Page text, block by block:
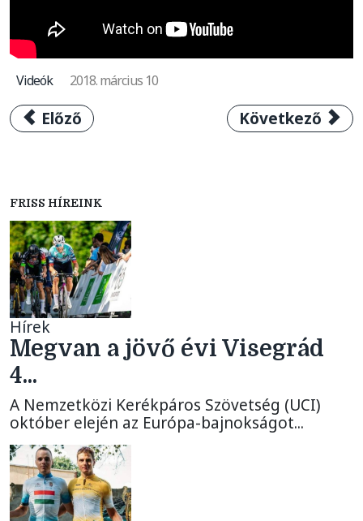
Videók 2018. március 10
Előző cikk: Visegrad 4 Special Series: 157,6
Előző Következő
Következő
FRISS HÍREINK
Hírek
Megvan a jövő évi Visegrád
4...
A Nemzetközi Kerékpáros Szövetség (UCI)
október elején az Európa-bajnokságot...